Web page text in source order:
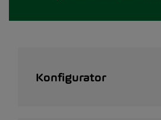
Konfigurator